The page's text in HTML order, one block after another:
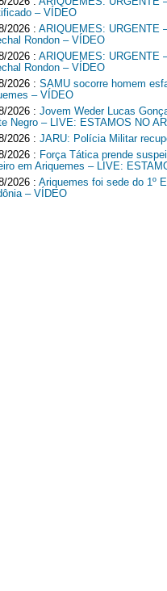
– VÍDEO
2026 : ARIQUEMES: URGENTE
Rondon – VÍDEO
2026 : ARIQUEMES: URGENTE
Rondon – VÍDEO
2026 : SAMU socorre homem
– VÍDEO
2026 : Jovem Weder Lucas
Negro – LIVE: ESTAMOS NO
2026 : JARU: Polícia Militar
2026 : Força Tática prende
em Ariquemes – LIVE:
2026 : Ariquemes foi sede do 1º
– VÍDEO